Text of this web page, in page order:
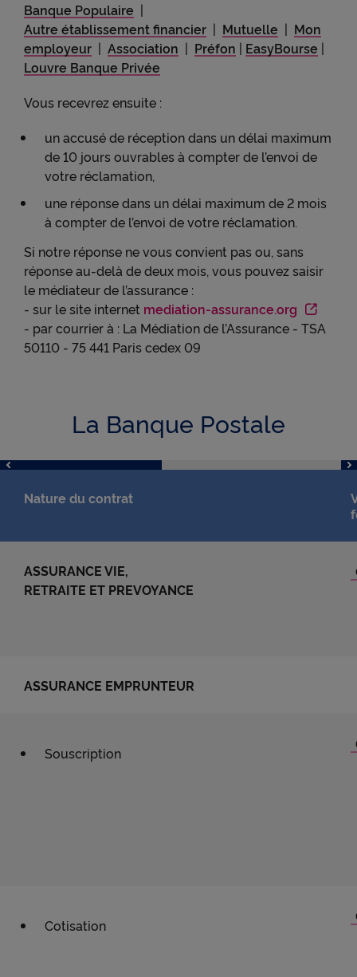
Banque Populaire |
Autre établissement financier | Mutuelle | Mon
employeur | Association | Préfon | EasyBourse |
Louvre Banque Privée
Vous recevrez ensuite :
un accusé de réception dans un délai maximum
de 10 jours ouvrables à compter de l’envoi de
votre réclamation,
une réponse dans un délai maximum de 2 mois
à compter de l’envoi de votre réclamation.
Si notre réponse ne vous convient pas ou, sans
réponse au-delà de deux mois, vous pouvez saisir
le médiateur de l’assurance :
- sur le site internet mediation-assurance.org
- par courrier à : La Médiation de l’Assurance - TSA
50110 - 75 441 Paris cedex 09
La Banque Postale
Nature du contrat
ASSURANCE VIE,
RETRAITE ET PREVOYANCE
ASSURANCE EMPRUNTEUR
Souscription
Cotisation